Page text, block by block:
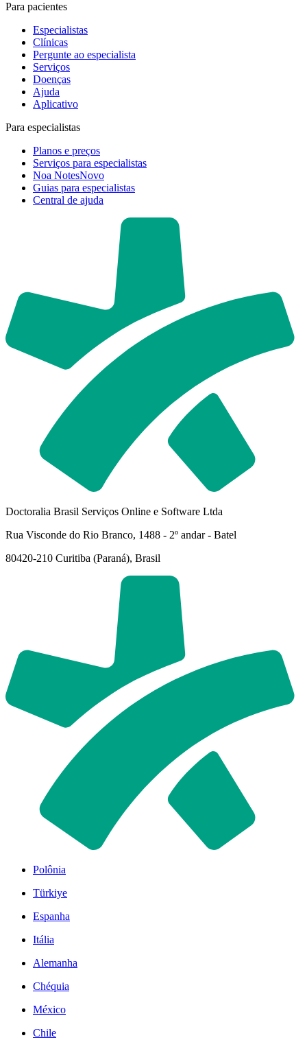
Para pacientes
Especialistas
Clínicas
Pergunte ao especialista
Serviços
Doenças
Ajuda
Aplicativo
Para especialistas
Planos e preços
Serviços para especialistas
Noa NotesNovo
Guias para especialistas
Central de ajuda
Doctoralia Brasil Serviços Online e Software Ltda
Rua Visconde do Rio Branco, 1488 - 2º andar - Batel
80420-210 Curitiba (Paraná), Brasil
Polônia
Türkiye
Espanha
Itália
Alemanha
Chéquia
México
Chile